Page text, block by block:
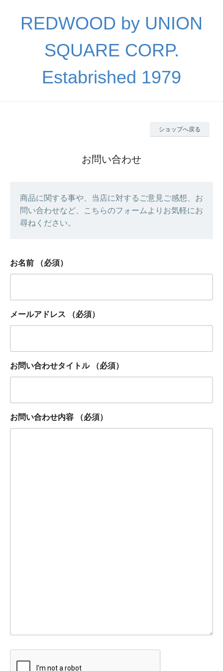
REDWOOD by UNION
SQUARE CORP.
Estabrished 1979
ショップへ戻る
お問い合わせ
商品に関する事や、当店に対するご意見ご感想、お
問い合わせなど、こちらのフォームよりお気軽にお
尋ねください。
お名前 （必須）
メールアドレス （必須）
お問い合わせタイトル （必須）
お問い合わせ内容 （必須）